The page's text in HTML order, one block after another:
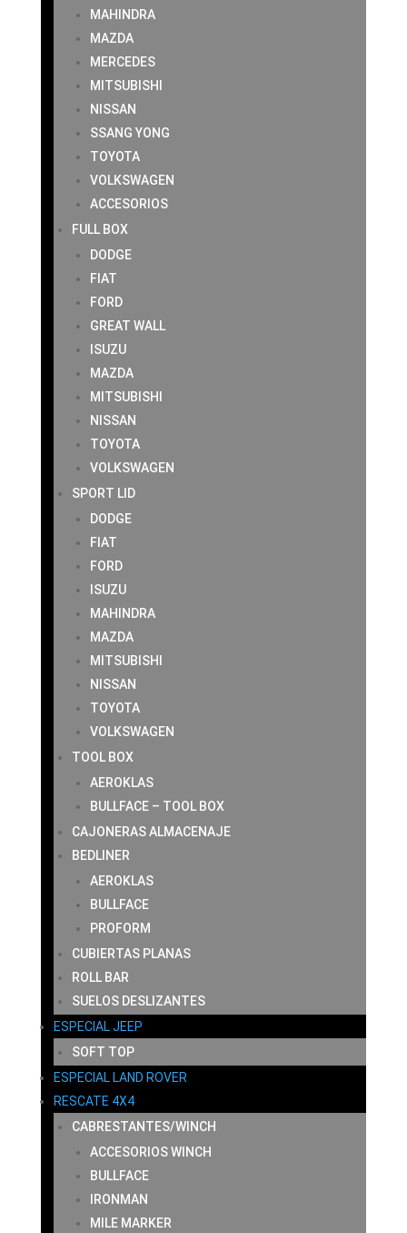
MAHINDRA
MAZDA
MERCEDES
MITSUBISHI
NISSAN
SSANG YONG
TOYOTA
VOLKSWAGEN
ACCESORIOS
FULL BOX
DODGE
FIAT
FORD
GREAT WALL
ISUZU
MAZDA
MITSUBISHI
NISSAN
TOYOTA
VOLKSWAGEN
SPORT LID
DODGE
FIAT
FORD
ISUZU
MAHINDRA
MAZDA
MITSUBISHI
NISSAN
TOYOTA
VOLKSWAGEN
TOOL BOX
AEROKLAS
BULLFACE – TOOL BOX
CAJONERAS ALMACENAJE
BEDLINER
AEROKLAS
BULLFACE
PROFORM
CUBIERTAS PLANAS
ROLL BAR
SUELOS DESLIZANTES
ESPECIAL JEEP
SOFT TOP
ESPECIAL LAND ROVER
RESCATE 4X4
CABRESTANTES/WINCH
ACCESORIOS WINCH
BULLFACE
IRONMAN
MILE MARKER